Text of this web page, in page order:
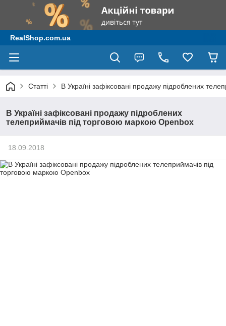
RealShop.com.ua
Статті В Україні зафіксовані продажу підроблених
В Україні зафіксовані продажу підроблених
телеприймачів під торговою маркою Openbox
18.09.2018